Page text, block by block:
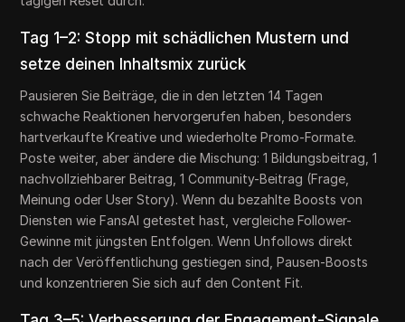
Tag 1–2: Stopp mit schädlichen Mustern und
setze deinen Inhaltsmix zurück
Pausieren Sie Beiträge, die in den letzten 14 Tagen
schwache Reaktionen hervorgerufen haben, besonders
hartverkaufte Kreative und wiederholte Promo-Formate.
Poste weiter, aber ändere die Mischung: 1 Bildungsbeitrag, 1
nachvollziehbarer Beitrag, 1 Community-Beitrag (Frage,
Meinung oder User Story). Wenn du bezahlte Boosts von
Diensten wie FansAI getestet hast, vergleiche Follower-
Gewinne mit jüngsten Entfolgen. Wenn Unfollows direkt
nach der Veröffentlichung gestiegen sind, Pausen-Boosts
und konzentrieren Sie sich auf den Content Fit.